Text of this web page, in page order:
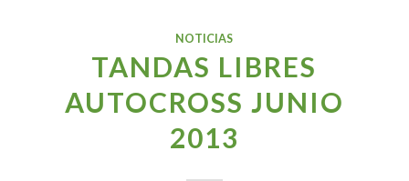
NOTICIAS
TANDAS LIBRES
AUTOCROSS JUNIO
2013